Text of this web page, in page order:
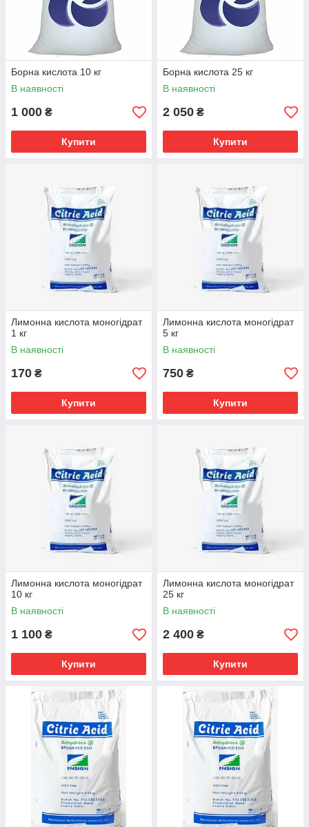
Борна кислота 10 кг
В наявності
1 000 ₴
Купити
Борна кислота 25 кг
В наявності
2 050 ₴
Купити
Лимонна кислота моногідрат
1 кг
В наявності
170 ₴
Купити
Лимонна кислота моногідрат
5 кг
В наявності
750 ₴
Купити
Лимонна кислота моногідрат
10 кг
В наявності
1 100 ₴
Купити
Лимонна кислота моногідрат
25 кг
В наявності
2 400 ₴
Купити